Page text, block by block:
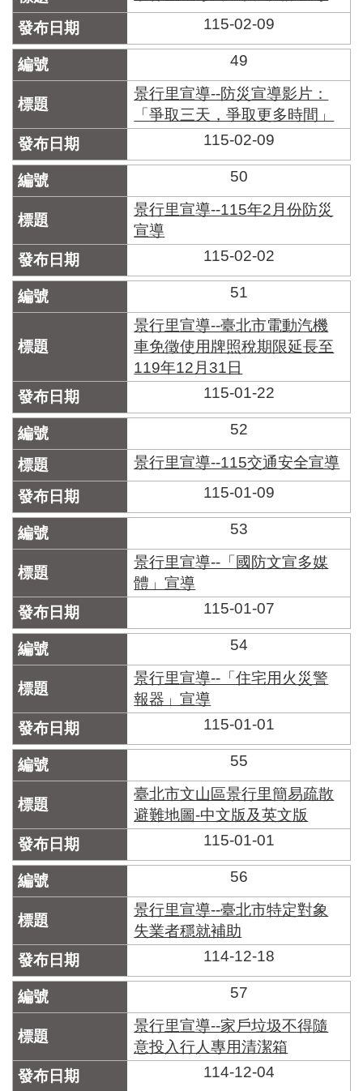
115-02-09
49
景行里宣導--防災宣導影片：
「爭取三天，爭取更多時間」
115-02-09
50
景行里宣導--115年2月份防災
宣導
115-02-02
51
景行里宣導--臺北市電動汽機
車免徵使用牌照稅期限延長至
119年12月31日
115-01-22
52
景行里宣導--115交通安全宣導
115-01-09
53
景行里宣導--「國防文宣多媒
體」宣導
115-01-07
54
景行里宣導--「住宅用火災警
報器」宣導
115-01-01
55
臺北市文山區景行里簡易疏散
避難地圖-中文版及英文版
115-01-01
56
景行里宣導--臺北市特定對象
失業者穩就補助
114-12-18
57
景行里宣導--家戶垃圾不得隨
意投入行人專用清潔箱
114-12-04